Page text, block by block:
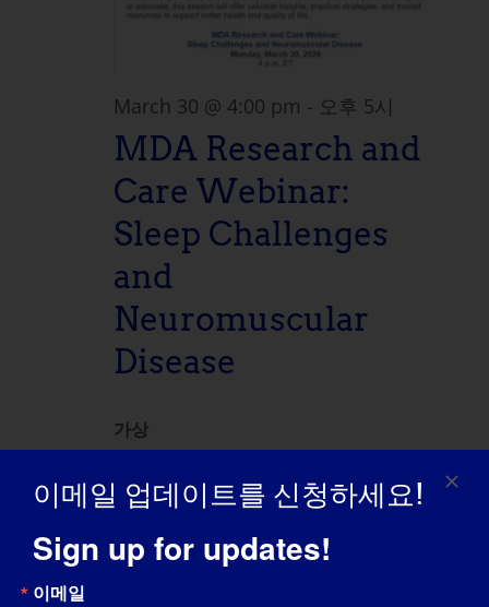
March 30 @ 4:00 pm - 오후 5시
MDA Research and
Care Webinar:
Sleep Challenges
and
Neuromuscular
Disease
가상
May 2026
16
이메일 업데이트를 신청하세요!
Sign up for updates!
이메일